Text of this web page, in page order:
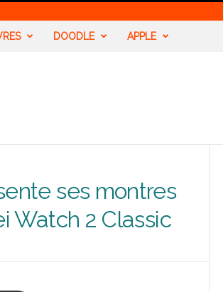
DOODLE APPLE
ses montres
Watch 2 Classic